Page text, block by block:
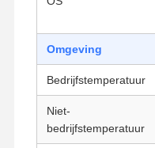
Omgeving
Bedrijfstemperatuur
Niet-
bedrijfstemperatuur